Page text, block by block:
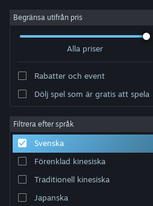
Logga in
Om
Support
Byt språk
Begränsa utifrån pris
Alla priser
Rabatter och event
Dölj spel som är gratis att spela
Filtrera efter språk
Svenska
Förenklad kinesiska
Traditionell kinesiska
Japanska
Utvecklare: Luski Game Studio
Sortera efter Relevans
0 träffar matchade din sökning. 3 titlar har
på dina preferenser.